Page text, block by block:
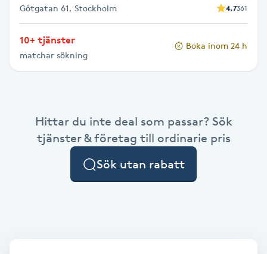
Idrottsmassage
IPL
IR-massage
Japansk massage
Götgatan 61, Stockholm 4.7361
10+ tjänster
matchar sökning
Boka inom 24 h
Hittar du inte deal som passar? Sök
tjänster & företag till ordinarie pris
Sök utan rabatt